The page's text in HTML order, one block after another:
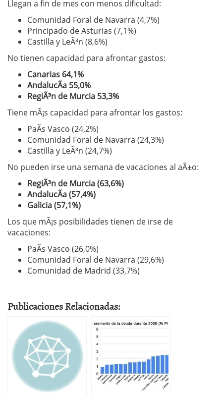
Llegan a fin de mes con menos dificultad:
Comunidad Foral de Navarra (4,7%)
Principado de Asturias (7,1%)
Castilla y LeÃ³n (8,6%)
No tienen capacidad para afrontar gastos:
Canarias 64,1%
AndalucÃ­a 55,0%
RegiÃ³n de Murcia 53,3%
Tiene mÃ¡s capacidad para afrontar los gastos:
PaÃ­s Vasco (24,2%)
Comunidad Foral de Navarra (24,3%)
Castilla y LeÃ³n (24,7%)
No pueden irse una semana de vacaciones al aÃ±o:
RegiÃ³n de Murcia (63,6%)
AndalucÃ­a (57,4%)
Galicia (57,1%)
Los que mÃ¡s posibilidades tienen de irse de
vacaciones:
PaÃ­s Vasco (26,0%)
Comunidad Foral de Navarra (29,6%)
Comunidad de Madrid (33,7%)
Publicaciones Relacionadas: